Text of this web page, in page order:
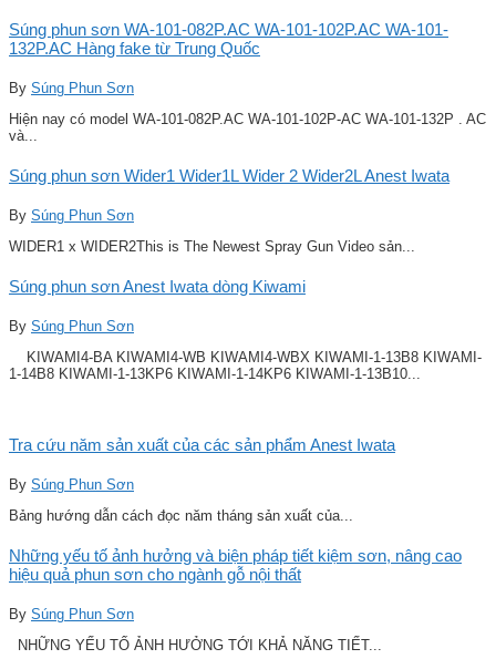
Súng phun sơn WA-101-082P.AC WA-101-102P.AC WA-101-
132P.AC Hàng fake từ Trung Quốc
By Súng Phun Sơn
Hiện nay có model WA-101-082P.AC WA-101-102P-AC WA-101-132P . AC
và...
Súng phun sơn Wider1 Wider1L Wider 2 Wider2L Anest Iwata
By Súng Phun Sơn
WIDER1 x WIDER2This is The Newest Spray Gun Video sản...
Súng phun sơn Anest Iwata dòng Kiwami
By Súng Phun Sơn
KIWAMI4-BA KIWAMI4-WB KIWAMI4-WBX KIWAMI-1-13B8 KIWAMI-
1-14B8 KIWAMI-1-13KP6 KIWAMI-1-14KP6 KIWAMI-1-13B10...
Tra cứu năm sản xuất của các sản phẩm Anest Iwata
By Súng Phun Sơn
Bảng hướng dẫn cách đọc năm tháng sản xuất của...
Những yếu tố ảnh hưởng và biện pháp tiết kiệm sơn, nâng cao
hiệu quả phun sơn cho ngành gỗ nội thất
By Súng Phun Sơn
NHỮNG YẾU TỐ ẢNH HƯỞNG TỚI KHẢ NĂNG TIẾT...